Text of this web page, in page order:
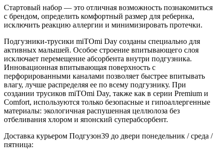
Стартовый набор — это отличная возможность познакомиться
с брендом, определить комфортный размер для ребернка,
исключить реакцию аллергии и минимизировать протечки.
Подгузники-трусики miTOmi Day созданы специально для
активных малышей. Особое строение впитывающего слоя
исключает перемещение абсорбента внутри подгузника.
Инновационная впитывающая поверхность с
перфорированными каналами позволяет быстрее впитывать
влагу, лучше распределяя ее по всему подгузнику. При
создании трусиков miTOmi Day, также как в серии Premium и
Comfort, используются только безопасные и гипоаллергенные
материалы: экологичная распушенная целлюлоза без
отбеливания хлором и японский суперабсорбент.
Доставка курьером Подгузон39 до двери понедельник / среда /
пятница: